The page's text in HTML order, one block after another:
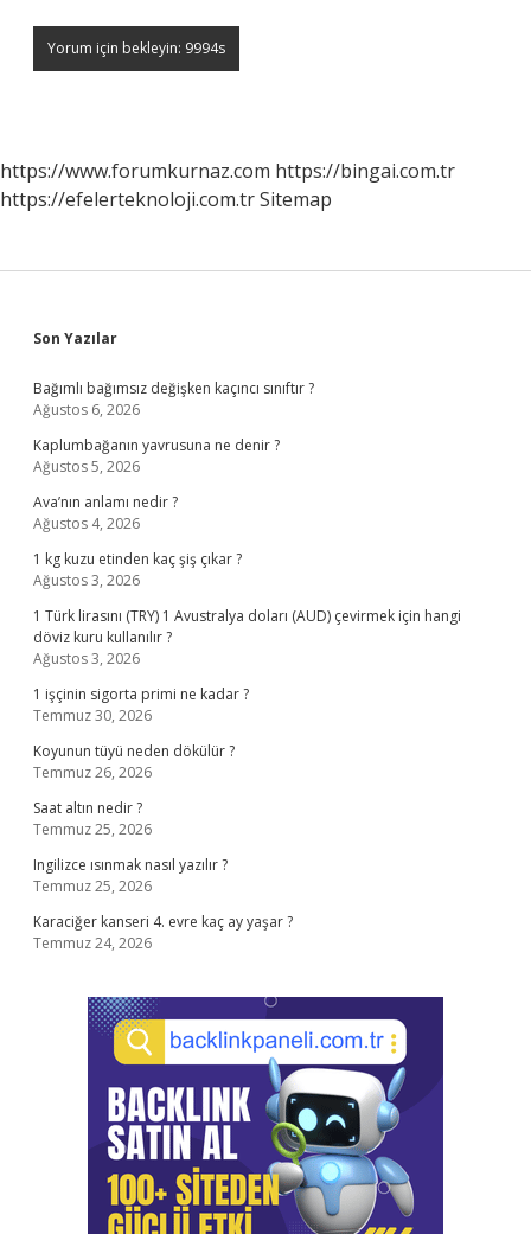
https://www.forumkurnaz.com https://bingai.com.tr
https://efelerteknoloji.com.trSitemap
Sidebar
Son Yazılar
Bağımlı bağımsız değişken kaçıncı sınıftır ?
Ağustos 6, 2026
Kaplumbağanın yavrusuna ne denir ?
Ağustos 5, 2026
Ava’nın anlamı nedir ?
Ağustos 4, 2026
1 kg kuzu etinden kaç şiş çıkar ?
Ağustos 3, 2026
1 Türk lirasını (TRY) 1 Avustralya doları (AUD) çevirmek için hangi
döviz kuru kullanılır ?
Ağustos 3, 2026
1 işçinin sigorta primi ne kadar ?
Temmuz 30, 2026
Koyunun tüyü neden dökülür ?
Temmuz 26, 2026
Saat altın nedir ?
Temmuz 25, 2026
Ingilizce ısınmak nasıl yazılır ?
Temmuz 25, 2026
Karaciğer kanseri 4. evre kaç ay yaşar ?
Temmuz 24, 2026